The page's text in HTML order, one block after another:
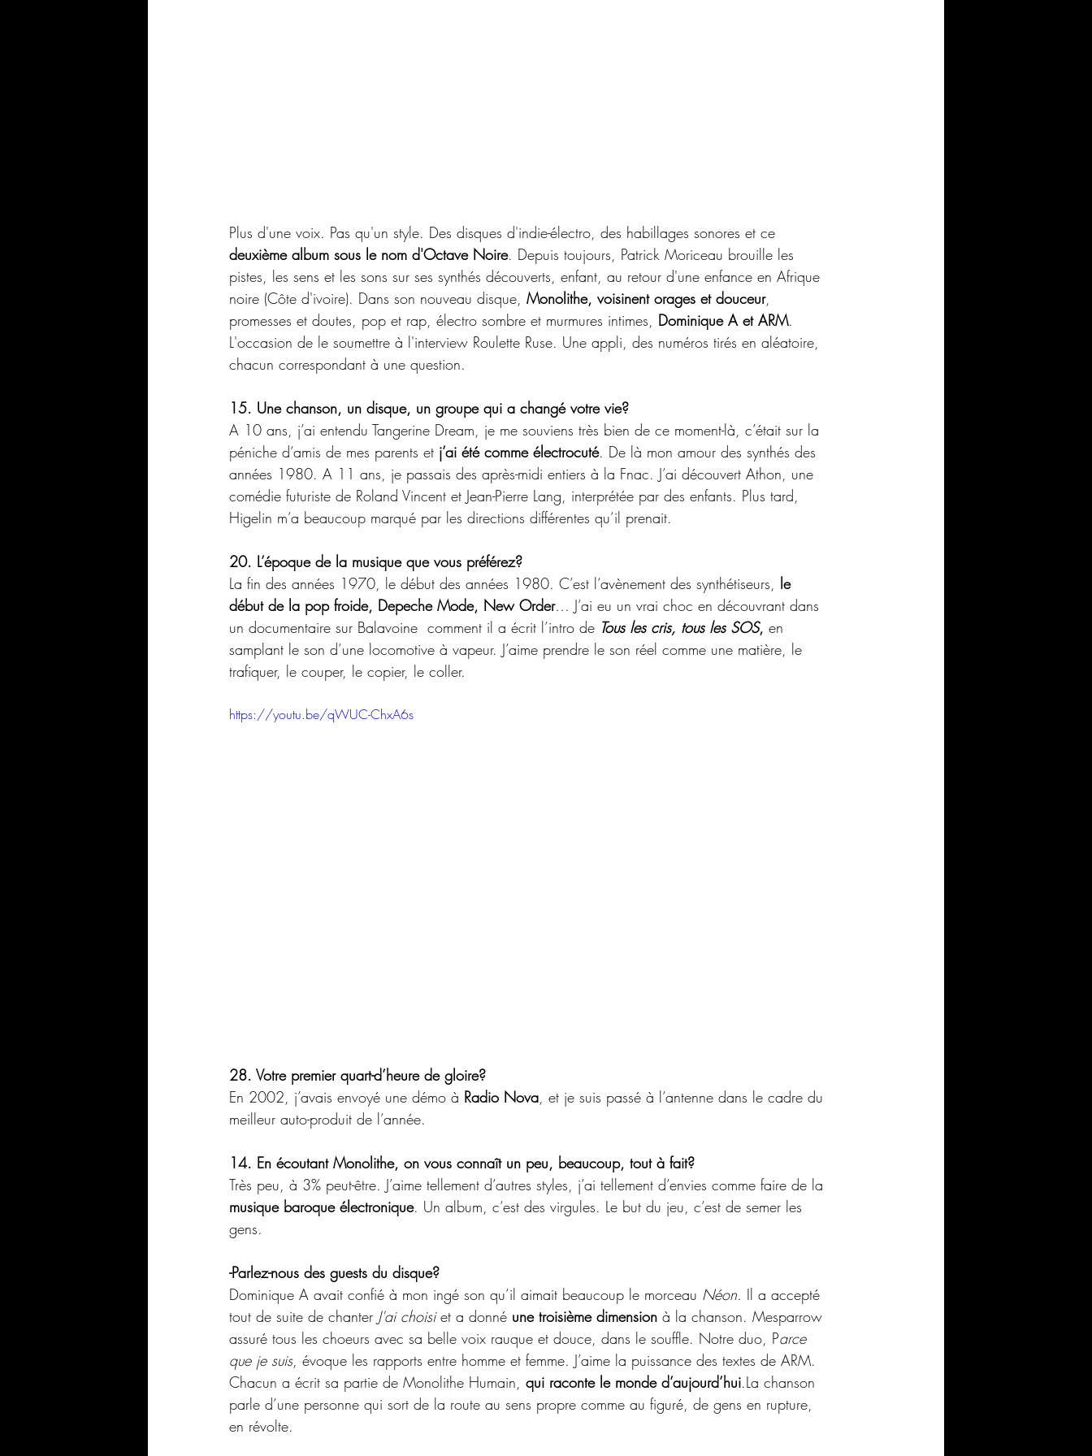
Plus d'une voix. Pas qu'un style. Des disques d'indie-électro, des habillages sonores et ce
deuxième album sous le nom d'Octave Noire. Depuis toujours, Patrick Moriceau brouille les
pistes, les sens et les sons sur ses synthés découverts, enfant, au retour d'une enfance en Afrique
noire (Côte d'ivoire). Dans son nouveau disque, Monolithe, voisinent orages et douceur,
promesses et doutes, pop et rap, électro sombre et murmures intimes, Dominique A et ARM.
L'occasion de le soumettre à l'interview Roulette Ruse. Une appli, des numéros tirés en aléatoire,
chacun correspondant à une question.
15. Une chanson, un disque, un groupe qui a changé votre vie?
A 10 ans, j’ai entendu Tangerine Dream, je me souviens très bien de ce moment-là, c’était sur la
péniche d’amis de mes parents et j’ai été comme électrocuté. De là mon amour des synthés des
années 1980. A 11 ans, je passais des après-midi entiers à la Fnac. J’ai découvert Athon, une
comédie futuriste de Roland Vincent et Jean-Pierre Lang, interprétée par des enfants. Plus tard,
Higelin m’a beaucoup marqué par les directions différentes qu’il prenait.
20. L’époque de la musique que vous préférez?
La fin des années 1970, le début des années 1980. C’est l’avènement des synthétiseurs, le
début de la pop froide, Depeche Mode, New Order… J’ai eu un vrai choc en découvrant dans
un documentaire sur Balavoine  comment il a écrit l’intro de Tous les cris, tous les SOS, en
samplant le son d’une locomotive à vapeur. J’aime prendre le son réel comme une matière, le
trafiquer, le couper, le copier, le coller.
https://youtu.be/qWUC-ChxA6s
28. Votre premier quart-d’heure de gloire?
En 2002, j’avais envoyé une démo à Radio Nova, et je suis passé à l’antenne dans le cadre du
meilleur auto-produit de l’année.
14. En écoutant Monolithe, on vous connaît un peu, beaucoup, tout à fait?
Très peu, à 3% peut-être. J’aime tellement d’autres styles, j’ai tellement d’envies comme faire de la
musique baroque électronique. Un album, c’est des virgules. Le but du jeu, c’est de semer les
gens.
-Parlez-nous des guests du disque?
Dominique A avait confié à mon ingé son qu’il aimait beaucoup le morceau Néon. Il a accepté
tout de suite de chanter J'ai choisi et a donné une troisième dimension à la chanson. Mesparrow
assuré tous les choeurs avec sa belle voix rauque et douce, dans le souffle. Notre duo, Parce
que je suis, évoque les rapports entre homme et femme. J’aime la puissance des textes de ARM.
Chacun a écrit sa partie de Monolithe Humain, qui raconte le monde d’aujourd’hui.La chanson
parle d’une personne qui sort de la route au sens propre comme au figuré, de gens en rupture,
en révolte.